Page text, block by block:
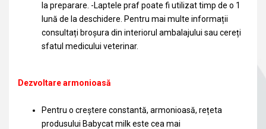
la preparare. -Laptele praf poate fi utilizat timp de o 1
lună de la deschidere. Pentru mai multe informații
consultați broșura din interiorul ambalajului sau cereți
sfatul medicului veterinar.
Dezvoltare armonioasă
Pentru o creștere constantă, armonioasă, rețeta
produsului Babycat milk este cea mai